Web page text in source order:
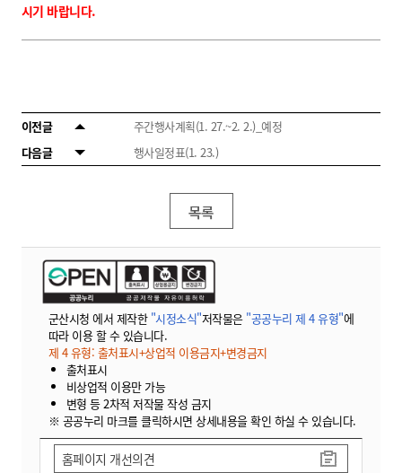
시기 바랍니다.
이전글
주간행사계획(1. 27.~2. 2.)_예정
다음글
행사일정표(1. 23.)
목록
군산시청 에서 제작한 "시정소식"저작물은 "공공누리 제 4 유형"에
따라 이용 할 수 있습니다.
제 4 유형: 출처표시+상업적 이용금지+변경금지
출처표시
비상업적 이용만 가능
변형 등 2차적 저작물 작성 금지
※ 공공누리 마크를 클릭하시면 상세내용을 확인 하실 수 있습니다.
홈페이지 개선의견